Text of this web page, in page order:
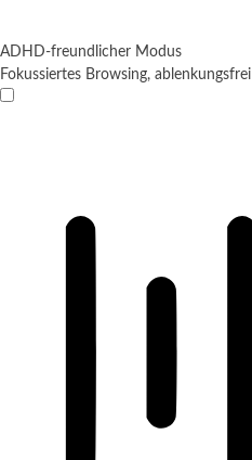
ADHD-freundlicher Modus
Fokussiertes Browsing, ablenkungsfrei